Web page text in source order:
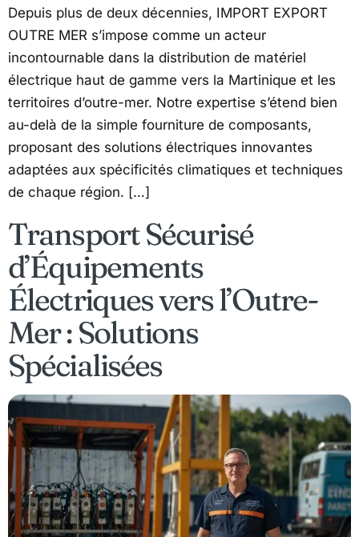
Depuis plus de deux décennies, IMPORT EXPORT
OUTRE MER s’impose comme un acteur
incontournable dans la distribution de matériel
électrique haut de gamme vers la Martinique et les
territoires d’outre-mer. Notre expertise s’étend bien
au-delà de la simple fourniture de composants,
proposant des solutions électriques innovantes
adaptées aux spécificités climatiques et techniques
de chaque région. […]
Transport Sécurisé
d’Équipements
Électriques vers l’Outre-
Mer : Solutions
Spécialisées